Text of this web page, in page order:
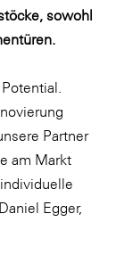
sowohl
Partner
am Markt
Egger,